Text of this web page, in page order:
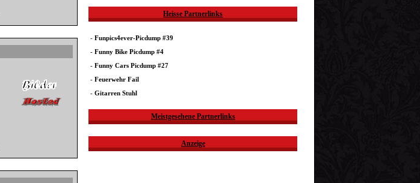
Heisse Partnerlinks
-Funpics4ever-Picdump #39
-Funny Bike Picdump #4
-Funny Cars Picdump #27
-Feuerwehr Fail
-Gitarren Stuhl
Meistgesehene Partnerlinks
Anzeige